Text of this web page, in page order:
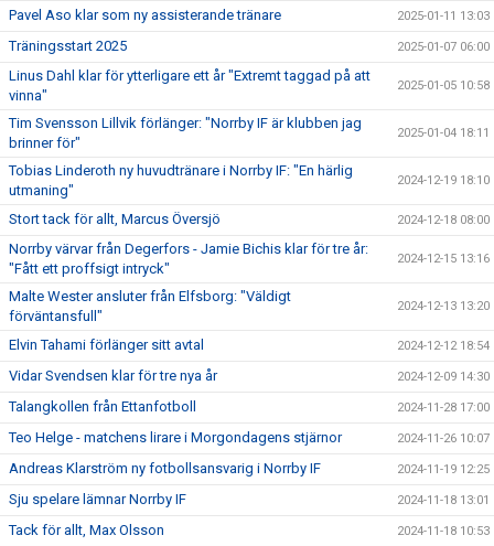
Pavel Aso klar som ny assisterande tränare 2025-01-11 13:03
Träningsstart 2025 2025-01-07 06:00
Linus Dahl klar för ytterligare ett år "Extremt taggad på att
vinna"
2025-01-05 10:58
Tim Svensson Lillvik förlänger: "Norrby IF är klubben jag
brinner för"
2025-01-04 18:11
Tobias Linderoth ny huvudtränare i Norrby IF: "En härlig
utmaning"
2024-12-19 18:10
Stort tack för allt, Marcus Översjö 2024-12-18 08:00
Norrby värvar från Degerfors - Jamie Bichis klar för tre år:
"Fått ett proffsigt intryck"
2024-12-15 13:16
Malte Wester ansluter från Elfsborg: "Väldigt
förväntansfull"
2024-12-13 13:20
Elvin Tahami förlänger sitt avtal 2024-12-12 18:54
Vidar Svendsen klar för tre nya år 2024-12-09 14:30
Talangkollen från Ettanfotboll 2024-11-28 17:00
Teo Helge - matchens lirare i Morgondagens stjärnor 2024-11-26 10:07
Andreas Klarström ny fotbollsansvarig i Norrby IF 2024-11-19 12:25
Sju spelare lämnar Norrby IF 2024-11-18 13:01
Tack för allt, Max Olsson 2024-11-18 10:53